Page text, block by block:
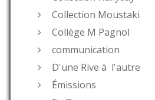
Collection Moustaki
Collège M Pagnol
communication
D'une Rive à l'autre
Émissions